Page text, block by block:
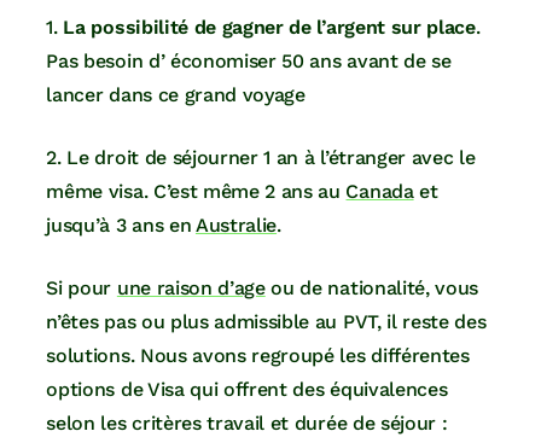
1. La possibilité de gagner de l’argent sur place.
Pas besoin d’ économiser 50 ans avant de se
lancer dans ce grand voyage
2. Le droit de séjourner 1 an à l’étranger avec le
même visa. C’est même 2 ans au Canadaet
jusqu’à 3 ans en Australie.
Si pour une raison d’ageou de nationalité, vous
n’êtes pas ou plus admissible au PVT, il reste des
solutions. Nous avons regroupé les différentes
options de Visa qui offrent des équivalences
selon les critères travail et durée de séjour :